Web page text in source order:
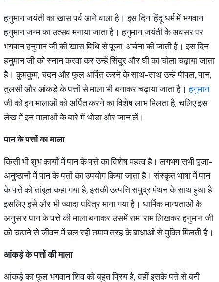
हनुमान जयंती का खास पर्व आने वाला है। इस दिन हिंदू धर्म में भगवान
हनुमान जन्म का उत्सव मनाया जाता है। हनुमान जयंती के अवसर पर
भगवान हनुमान जी की खास विधि से पूजा-अर्चना की जाती है। इस दिन
हनुमान जी को स्नान करवा कर उन्हें सिंदूर और घी का चोला चढ़ाया जाता
है। कुमकुम, चंदन और फूल अर्पित करने के साथ-साथ उन्हें पीपल, पान,
तुलसी और आंकड़े के पत्तों से माला भी बनाकर चढ़ाया जाता है।हनुमान
जी को इन मालाओं को अर्पित करने का विशेष लाभ मिलता है, चलिए इस
लेख में इन मालाओं के बारे में थोड़ा और जान लें।
पान के पत्तों का माला
किसी भी शुभ कार्यों में पान के पत्ते का विशेष महत्व है। लगभग सभी पूजा-
अनुष्ठानों में पान के पत्तों का उपयोग किया जाता है। संस्कृत भाषा में पान
के पत्ते को तांबूल कहा गया है, इसकी उत्पत्ति समुद्र मंथन के साथ हुआ है
इसलिए इसे और भी ज्यादा पवित्र माना गया है। धार्मिक मान्यताओं के
अनुसार पान के पत्ते की माला बनाकर उसमें राम-राम लिखकर हनुमान जी
को चढ़ाने से जीवन में चल रही तमाम तरह के बाधाओं से मुक्ति मिलती है।
आंकड़े के पत्तों की माला
आंकड़े का फूल भगवान शिव को बहुत प्रिय है, वहीं इसके पत्ते से बनी